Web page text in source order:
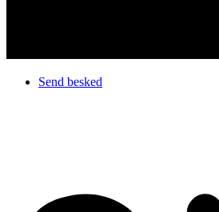
Send besked